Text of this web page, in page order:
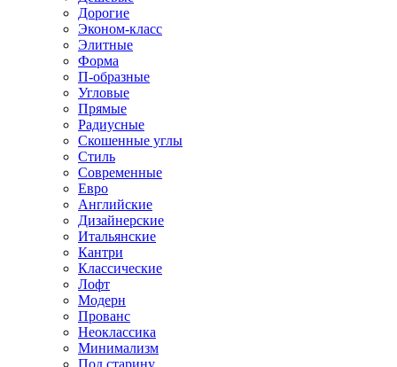
Дорогие
Эконом-класс
Элитные
Форма
П-образные
Угловые
Прямые
Радиусные
Скошенные углы
Стиль
Современные
Евро
Английские
Дизайнерские
Итальянские
Кантри
Классические
Лофт
Модерн
Прованс
Неоклассика
Минимализм
Под старину